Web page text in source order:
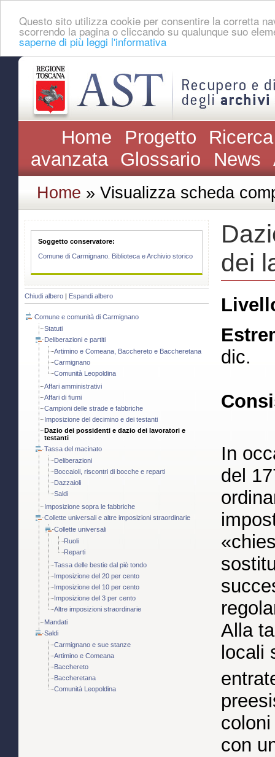
Questo sito utilizza cookie per consentire la corretta
scorrendo la pagina o cliccando su qualunque suo
saperne di più leggi l'informativa
Home Progetto
avanzata Glossario News
Home » Visualizza scheda
Soggetto conservatore:
Comune di Carmignano. Biblioteca e Archivio storico
Chiudi albero Espandi albero
Comune e comunità di Carmignano
Statuti
Deliberazioni e partiti
Artimino e Comeana, Bacchereto e Baccheretana
Carmignano
Comunità Leopoldina
Affari amministrativi
Affari di fiumi
Campioni delle strade e fabbriche
Imposizione del decimino e dei testanti
Dazio dei possidenti e dazio dei lavoratori e
testanti
Tassa del macinato
Deliberazioni
Boccaioli, riscontri di bocche e reparti
Dazzaioli
Saldi
Imposizione sopra le fabbriche
Collette universali e altre imposizioni straordinarie
Collette universali
Ruoli
Reparti
Tassa delle bestie dal piè tondo
Imposizione del 20 per cento
Imposizione del 10 per cento
Imposizione del 3 per cento
Altre imposizioni straordinarie
Mandati
Saldi
Carmignano e sue stanze
Artimino e Comeana
Bacchereto
Baccheretana
Comunità Leopoldina
dei
dic.
In
del
Alla
locali
con